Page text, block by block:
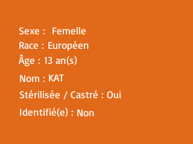
Sexe :
Femelle
Race : Européen
Âge : 13 an(s)
Nom : KAT
Stérilisée / Castré : Oui
Identifié(e) : Non